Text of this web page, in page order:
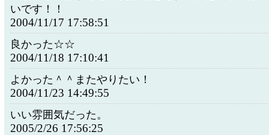
いです！！
2004/11/17 17:58:51
良かった☆☆
2004/11/18 17:10:41
よかった＾＾またやりたい！
2004/11/23 14:49:55
いい雰囲気だった。
2005/2/26 17:56:25